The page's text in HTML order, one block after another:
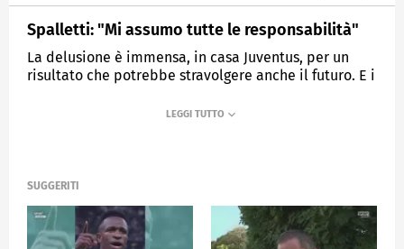
Spalletti: "Mi assumo tutte le responsabilità"
La delusione è immensa, in casa Juventus, per un
risultato che potrebbe stravolgere anche il futuro. E i
SUGGERITI